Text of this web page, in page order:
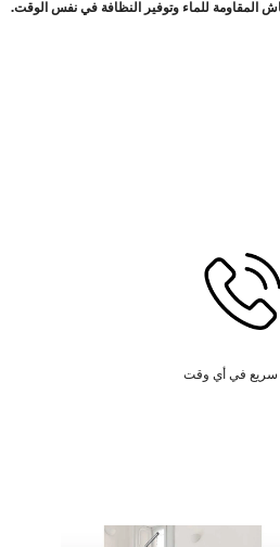
المقاومة للماء وتوفير النظافة في نفس الوقت.
سريع في أي وقت